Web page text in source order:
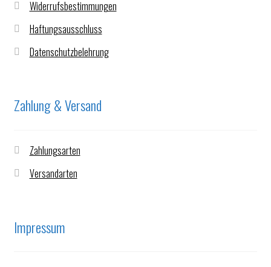
Widerrufsbestimmungen
Haftungsausschluss
Datenschutzbelehrung
Zahlung & Versand
Zahlungsarten
Versandarten
Impressum